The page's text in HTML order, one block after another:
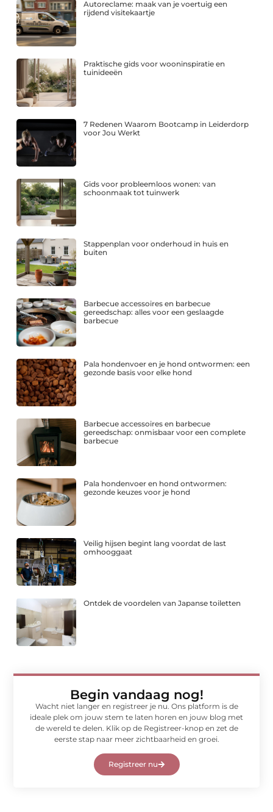
Autoreclame: maak van je voertuig een
rijdend visitekaartje
Praktische gids voor wooninspiratie en
tuinideeën
7 Redenen Waarom Bootcamp in Leiderdorp
voor Jou Werkt
Gids voor probleemloos wonen: van
schoonmaak tot tuinwerk
Stappenplan voor onderhoud in huis en
buiten
Barbecue accessoires en barbecue
gereedschap: alles voor een geslaagde
barbecue
Pala hondenvoer en je hond ontwormen: een
gezonde basis voor elke hond
Barbecue accessoires en barbecue
gereedschap: onmisbaar voor een complete
barbecue
Pala hondenvoer en hond ontwormen:
gezonde keuzes voor je hond
Veilig hijsen begint lang voordat de last
omhooggaat
Ontdek de voordelen van Japanse toiletten
Begin vandaag nog!
Wacht niet langer en registreer je nu. Ons platform is de
ideale plek om jouw stem te laten horen en jouw blog met
de wereld te delen. Klik op de Registreer-knop en zet de
eerste stap naar meer zichtbaarheid en groei.
Registreer nu